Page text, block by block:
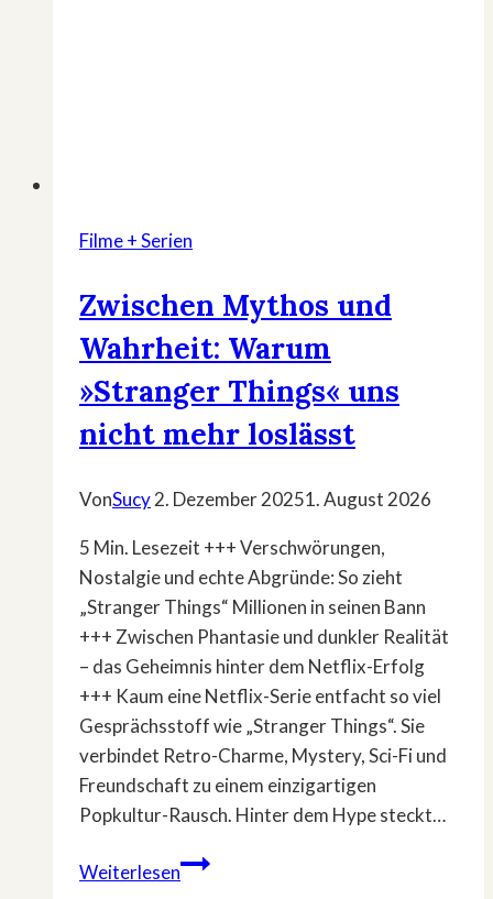
Filme + Serien
Zwischen Mythos und
Wahrheit: Warum
»Stranger Things« uns
nicht mehr loslässt
VonSucy2. Dezember 20251. August 2026
5 Min. Lesezeit +++ Verschwörungen,
Nostalgie und echte Abgründe: So zieht
„Stranger Things“ Millionen in seinen Bann
+++ Zwischen Phantasie und dunkler Realität
– das Geheimnis hinter dem Netflix-Erfolg
+++ Kaum eine Netflix-Serie entfacht so viel
Gesprächsstoff wie „Stranger Things“. Sie
verbindet Retro-Charme, Mystery, Sci-Fi und
Freundschaft zu einem einzigartigen
Popkultur-Rausch. Hinter dem Hype steckt…
WeiterlesenZwischen